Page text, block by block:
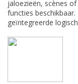
jaloezieën, scènes
functies
geïntegreerde